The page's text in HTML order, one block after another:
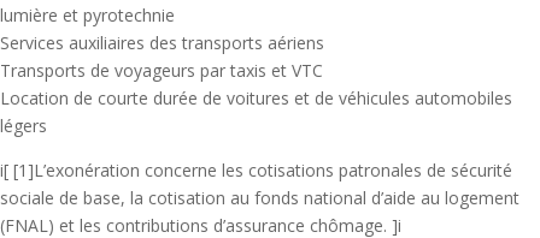
lumière et pyrotechnie
Services auxiliaires des transports aériens
Transports de voyageurs par taxis et VTC
Location de courte durée de voitures et de véhicules automobiles
légers
i[ [1]L’exonération concerne les cotisations patronales de sécurité
sociale de base, la cotisation au fonds national d’aide au logement
(FNAL) et les contributions d’assurance chômage. ]i